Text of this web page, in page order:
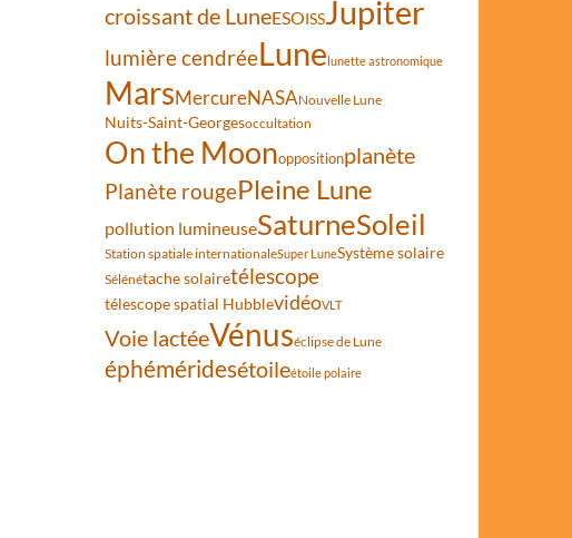
croissant de LuneESOISSJupiter
lumière cendréeLunelunette astronomique
MarsMercureNASANouvelle Lune
Nuits-Saint-Georgesoccultation
On the Moonoppositionplanète
Planète rougePleine Lune
pollution lumineuseSaturneSoleil
Station spatiale internationaleSuper LuneSystème solaire
Sélénétache solairetélescope
télescope spatial HubblevidéoVLT
Voie lactéeVénuséclipse de Lune
éphéméridesétoileétoile polaire